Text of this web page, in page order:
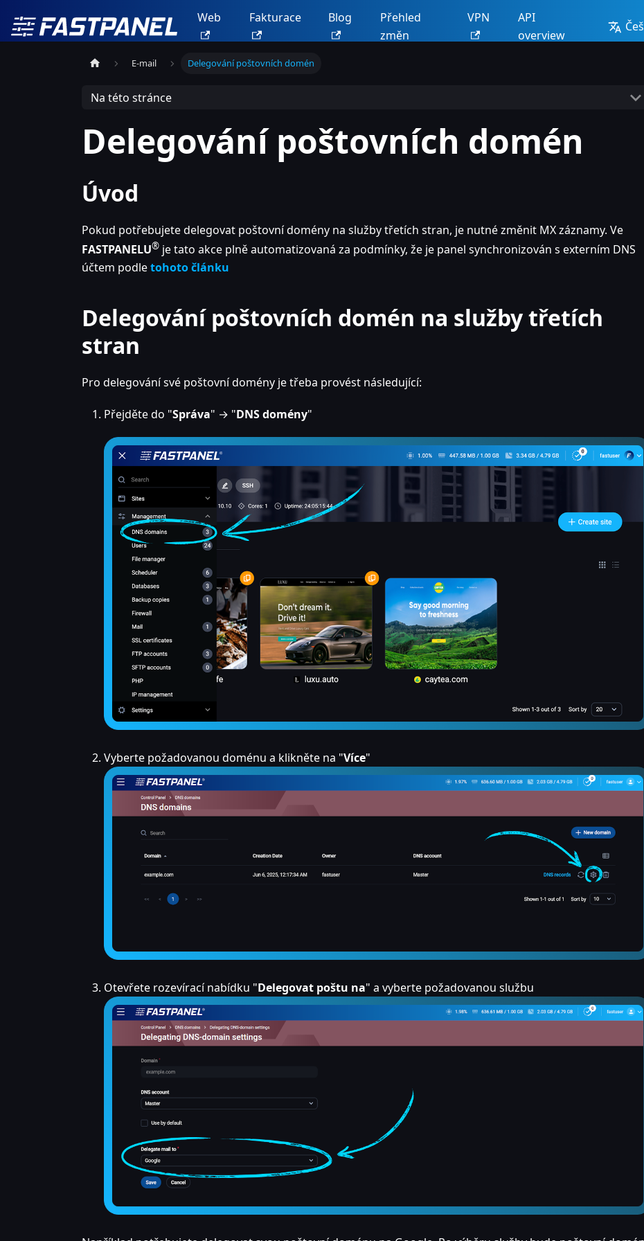
Web Fakturace Blog
Přehled
změn
VPN
API
overview
E-mail Delegování poštovních domén
Na této stránce
Delegování poštovních domén
Úvod
Pokud potřebujete delegovat poštovní domény na služby třetích stran, je nutné změnit MX záznamy. Ve
FASTPANELU® je tato akce plně automatizovaná za podmínky, že je panel synchronizován s externím DNS
účtem podletohoto článku
Delegování poštovních domén na služby třetích
stran
Pro delegování své poštovní domény je třeba provést následující:
Přejděte do "Správa" → "DNS domény"
Vyberte požadovanou doménu a klikněte na "Více"
Otevřete rozevírací nabídku "Delegovat poštu na" a vyberte požadovanou službu